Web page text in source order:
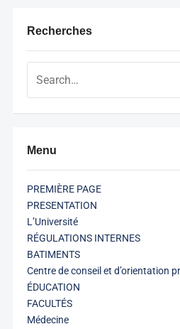
Recherches
Menu
PREMIÈRE PAGE
PRESENTATION
L’Université
RÉGULATIONS INTERNES
BATIMENTS
Centre de conseil et d’orientation
ÉDUCATION
FACULTÉS
Médecine